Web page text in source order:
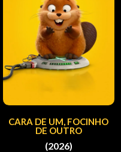
CARA DE UM, FOCINHO
DE OUTRO
(2026)